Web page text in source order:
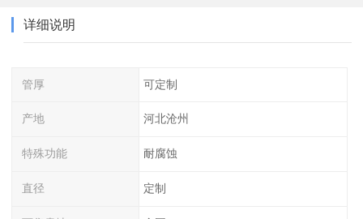
详细说明
管厚 可定制
产地 河北沧州
特殊功能 耐腐蚀
直径 定制